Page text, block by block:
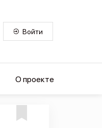
Войти
О проекте